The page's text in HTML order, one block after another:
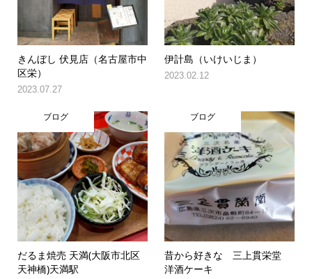
きんぼし 伏見店（名古屋市中
区栄）
2023.07.27
伊計島（いけいじま）
2023.02.12
ブログ
だるま焼売 天満(大阪市北区
天神橋)天満駅
ブログ
昔から好きな 三上貫栄堂
洋酒ケーキ